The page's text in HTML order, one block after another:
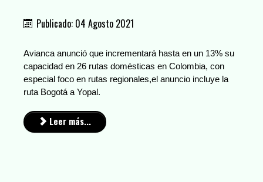
Publicado: 04 Agosto 2021
Avianca anunció que incrementará hasta en un 13% su
capacidad en 26 rutas domésticas en Colombia, con
especial foco en rutas regionales,el anuncio incluye la
ruta Bogotá a Yopal.
Leer más...